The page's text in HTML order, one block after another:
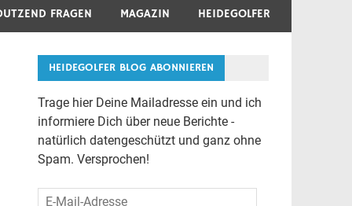
FRAGEN MAGAZIN HEIDEGOLFER
HEIDEGOLFER BLOG ABONNIEREN
Trage hier Deine Mailadresse ein und ich
informiere Dich über neue Berichte -
natürlich datengeschützt und ganz ohne
Spam. Versprochen!
E-